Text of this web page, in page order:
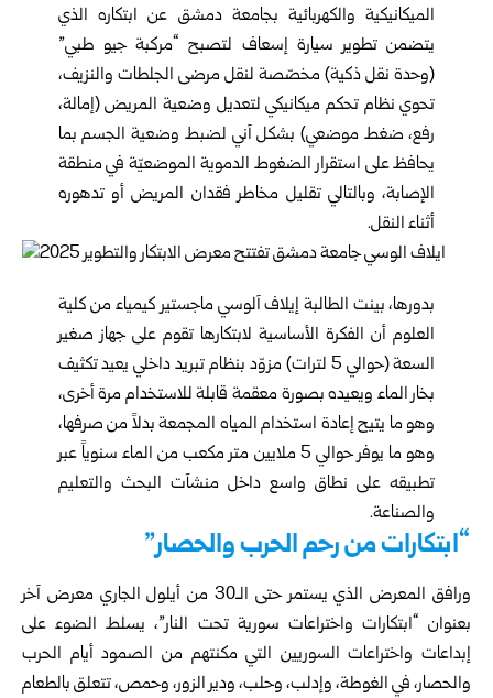
الميكانيكية والكهربائية بجامعة دمشق عن ابتكاره الذي
يتضمن تطوير سيارة إسعاف لتصبح “مركبة جيو طبي”
(وحدة نقل ذكية) مخصّصة لنقل مرضى الجلطات والنزيف،
تحوي نظام تحكم ميكانيكي لتعديل وضعية المريض (إمالة،
رفع، ضغط موضعي) بشكل آني لضبط وضعية الجسم بما
يحافظ على استقرار الضغوط الدموية الموضعيّة في منطقة
الإصابة، وبالتالي تقليل مخاطر فقدان المريض أو تدهوره
أثناء النقل.
بدورها، بينت الطالبة إيلاف آلوسي ماجستير كيمياء من كلية
العلوم أن الفكرة الأساسية لابتكارها تقوم على جهاز صغير
السعة (حوالي 5 لترات) مزوّد بنظام تبريد داخلي يعيد تكثيف
بخار الماء ويعيده بصورة معقمة قابلة للاستخدام مرة أخرى،
وهو ما يتيح إعادة استخدام المياه المجمعة بدلاً من صرفها،
وهو ما يوفر حوالي 5 ملايين متر مكعب من الماء سنوياً عبر
تطبيقه على نطاق واسع داخل منشآت البحث والتعليم
والصناعة.
“ابتكارات من رحم الحرب والحصار”
ورافق المعرض الذي يستمر حتى الـ30 من أيلول الجاري معرض آخر
بعنوان “ابتكارات واختراعات سورية تحت النار”، يسلط الضوء على
إبداعات واختراعات السوريين التي مكنتهم من الصمود أيام الحرب
والحصار، في الغوطة، وإدلب، وحلب، ودير الزور، وحمص، تتعلق بالطعام